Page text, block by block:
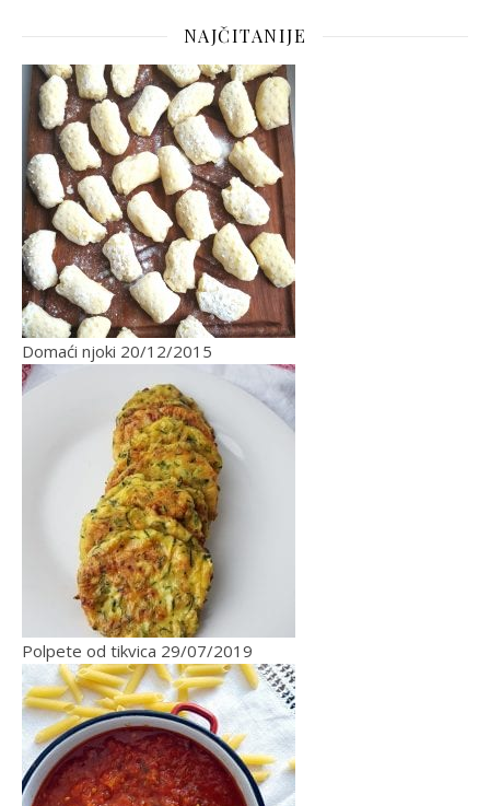
NAJČITANIJE
Domaći njoki 20/12/2015
Polpete od tikvica 29/07/2019